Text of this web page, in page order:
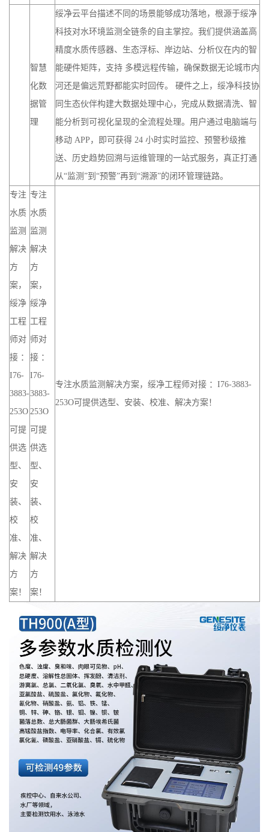
智慧
化数
据管
理
绥净云平台描述不同的场景能够成功落地，根源于绥净
科技对水环境监测全链条的自主掌控。我们提供涵盖高
精度水质传感器、生态浮标、岸边站、分析仪在内的智
能硬件矩阵，支持 多模远程传输，确保数据无论城市内
河还是偏远荒野都能实时回传。 硬件之上，绥净科技协
同生态伙伴构建大数据处理中心，完成从数据清洗、智
能分析到可视化呈现的全流程处理。用户通过电脑端与
移动 APP，即可获得 24 小时实时监控、预警秒级推
送、历史趋势回溯与运维管理的一站式服务，真正打通
从“监测”到“预警”再到“溯源”的闭环管理链路。
专注
水质
监测
解决
方
案，
绥净
工程
师对
接 ：
I76-
3883-
253O
可提
供选
型、
安
装、
校
准、
解决
方
案！
专注
水质
监测
解决
方
案，
绥净
工程
师对
接 ：
I76-
3883-
253O
可提
供选
型、
安
装、
校
准、
解决
方
案！
专注水质监测解决方案，绥净工程师对接 ：I76-3883-
253O可提供选型、安装、校准、解决方案！